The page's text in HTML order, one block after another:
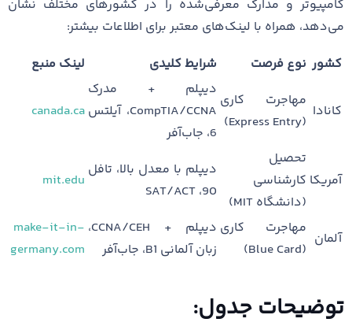
کامپیوتر و مدارک معرفی‌شده را در کشورهای مختلف نشان
می‌دهد، همراه با لینک‌های معتبر برای اطلاعات بیشتر:
کشور نوع فرصت شرایط کلیدی لینک منبع
کانادا
مهاجرت کاری
(Express Entry)
دیپلم + مدرک
CompTIA/CCNA، آیلتس
6، جاب‌آفر
canada.ca
آمریکا
تحصیل
کارشناسی
(دانشگاه MIT)
دیپلم با معدل بالا، تافل
90، SAT/ACT
mit.edu
آلمان
مهاجرت کاری
(Blue Card)
دیپلم + CCNA/CEH،
زبان آلمانی B1، جاب‌آفر
make-it-in-
germany.com
توضیحات جدول: